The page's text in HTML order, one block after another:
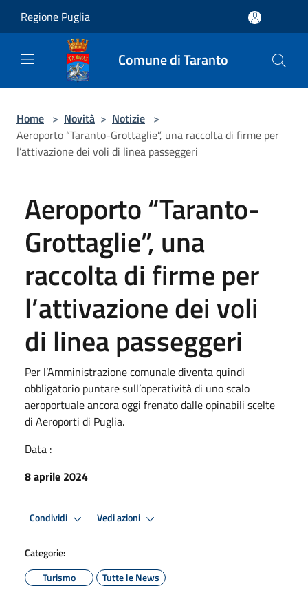
Regione Puglia
Comune di Taranto
Home > Novità > Notizie >
Aeroporto “Taranto-Grottaglie”, una raccolta di firme per
l’attivazione dei voli di linea passeggeri
Aeroporto “Taranto-
Grottaglie”, una
raccolta di firme per
l’attivazione dei voli
di linea passeggeri
Per l’Amministrazione comunale diventa quindi
obbligatorio puntare sull’operatività di uno scalo
aeroportuale ancora oggi frenato dalle opinabili scelte
di Aeroporti di Puglia.
Data :
8 aprile 2024
Condividi Vedi azioni
Categorie:
Turismo
Tutte le News